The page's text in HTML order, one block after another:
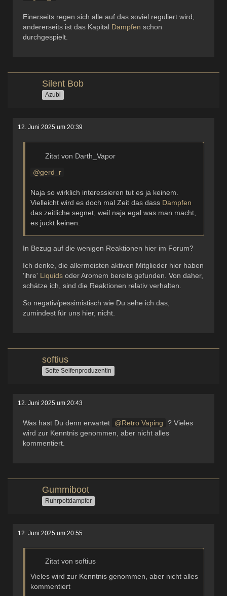
Einerseits regen sich alle auf das soviel reguliert wird,
andererseits ist das Kapital Dampfen schon
durchgespielt.
Silent Bob
Azubi
12. Juni 2025 um 20:39
Zitat von Darth_Vapor
gerd_r
Naja so wirklich interessieren tut es ja keinem.
Vielleicht wird es doch mal Zeit das dass Dampfen
das zeitliche segnet, weil naja egal was man macht,
es juckt keinen.
In Bezug auf die wenigen Reaktionen hier im Forum?
Ich denke, die allermeisten aktiven Mitglieder hier haben
'ihre' Liquids oder Aromem bereits gefunden. Von daher,
schätze ich, sind die Reaktionen relativ verhalten.
So negativ/pessimistisch wie Du sehe ich das,
zumindest für uns hier, nicht.
softius
Softe Seifenproduzentin
12. Juni 2025 um 20:43
Was hast Du denn erwartet Retro Vaping
? Vieles
wird zur Kenntnis genommen, aber nicht alles
kommentiert.
Gummiboot
Ruhrpottdampfer
12. Juni 2025 um 20:55
Zitat von softius
Vieles wird zur Kenntnis genommen, aber nicht alles
kommentiert